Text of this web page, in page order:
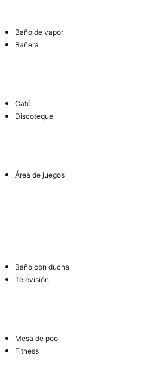
Baño de vapor
Bañera
Café
Discoteque
Área de juegos
Baño con ducha
Televisión
Mesa de pool
Fitness